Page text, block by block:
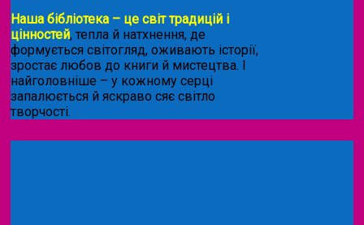
Наша бібліотека – це світ традицій і
цінностей, тепла й натхнення, де
формується світогляд, оживають історії,
зростає любов до книги й мистецтва. І
найголовніше – у кожному серці
запалюється й яскраво сяє світло
творчості.